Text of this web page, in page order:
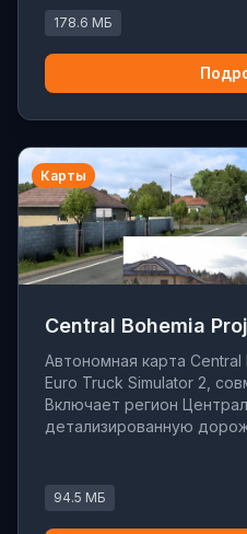
178.6 МБ
Карты
Central Bohemia
Автономная карта
Euro Truck Simulator 2,
Включает регион
детализированную
94.5 МБ